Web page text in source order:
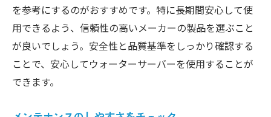
を参考にするのがおすすめです。特に長期間安心して使
用できるよう、信頼性の高いメーカーの製品を選ぶこと
が良いでしょう。安全性と品質基準をしっかり確認する
ことで、安心してウォーターサーバーを使用することが
できます。